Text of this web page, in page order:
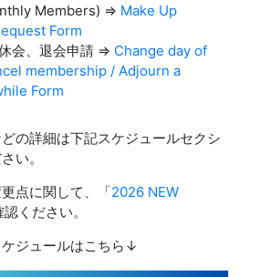
Members) => Make Up
Form
会、退会申請 => Change day of
membership / Adjourn a
Form
の詳細は下記スケジュールセクシ
い。
点に関して、「2026 NEW
ください。
ジュールはこちら↓